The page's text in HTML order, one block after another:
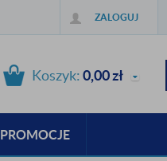
ZALOGUJ
Koszyk:0,00zł
PROMOCJE